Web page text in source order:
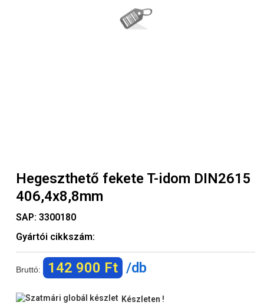
Hegeszthető fekete T-idom DIN2615
406,4x8,8mm
SAP: 3300180
Gyártói cikkszám:
Bruttó: 142 900 Ft /db
Készleten !